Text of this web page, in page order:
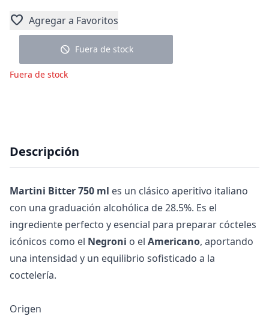
favorite Agregar a Favoritos
block Fuera de stock
Fuera de stock
Descripción
Martini Bitter 750 ml es un clásico aperitivo italiano
con una graduación alcohólica de 28.5%. Es el
ingrediente perfecto y esencial para preparar cócteles
icónicos como el Negroni o el Americano, aportando
una intensidad y un equilibrio sofisticado a la
coctelería.
Origen